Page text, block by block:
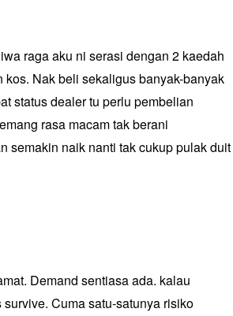
raga aku ni serasi dengan 2 kaedah
Nak beli sekaligus banyak-banyak
status dealer tu perlu pembelian
rasa macam tak berani
semakin naik nanti tak cukup pulak duit
Demand sentiasa ada. kalau
Cuma satu-satunya risiko